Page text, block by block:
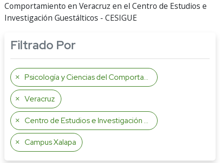
Comportamiento en Veracruz en el Centro de Estudios e
Investigación Guestálticos - CESIGUE
Filtrado Por
Psicología y Ciencias del Comportamiento
Veracruz
Centro de Estudios e Investigación Guestálticos
Campus Xalapa